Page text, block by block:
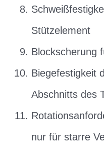
Stützelement
Blockscherung
Biegefestigkeit
Abschnitts des
nur für starre